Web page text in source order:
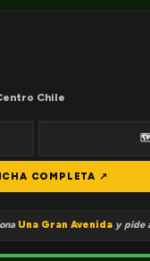
Chile
🗺
COMPLETA ↗
Una Gran Avenida y pide